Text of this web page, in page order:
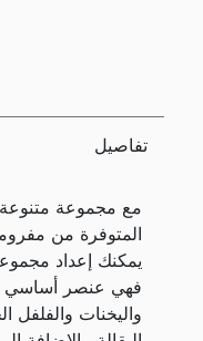
تفاصيل
مع مجموعة
المتوفرة من
يمكنك إعداد
فهي عنصر أساسي
واليخنات والفلفل